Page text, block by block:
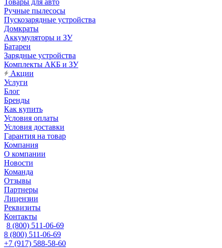
Товары для авто
Ручные пылесосы
Пускозарядные устройства
Домкраты
Аккумуляторы и ЗУ
Батареи
Зарядные устройства
Комплекты АКБ и ЗУ
Акции
Услуги
Блог
Бренды
Как купить
Условия оплаты
Условия доставки
Гарантия на товар
Компания
О компании
Новости
Команда
Отзывы
Партнеры
Лицензии
Реквизиты
Контакты
8 (800) 511-06-69
8 (800) 511-06-69
+7 (917) 588-58-60